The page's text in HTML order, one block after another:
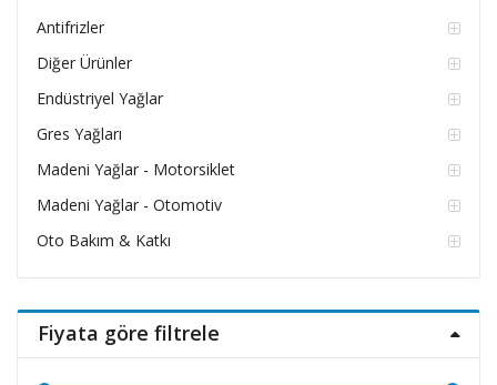
Antifrizler
Diğer Ürünler
Endüstriyel Yağlar
Gres Yağları
Madeni Yağlar - Motorsiklet
Madeni Yağlar - Otomotiv
Oto Bakım & Katkı
Fiyata göre filtrele